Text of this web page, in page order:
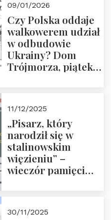
godz. 18:00.
Zapraszamy!
09/01/2026
Czy Polska oddaje
walkowerem udział
w odbudowie
Ukrainy? Dom
Trójmorza, piątek
11/12/2025
„Pisarz, który
narodził się w
stalinowskim
więzieniu” –
wieczór pamięci
zwiedzanie
30/11/2025